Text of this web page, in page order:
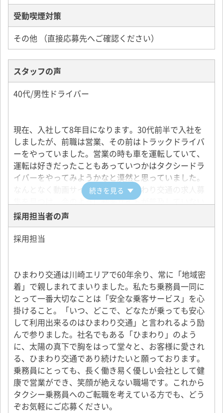
受動喫煙対策
その他 （直接応募先へご確認ください）
スタッフの声
40代/男性ドライバー
現在、入社して8年目になります。30代前半で入社を
しましたが、前職は営業、その前はトラックドライバ
ーをやっていました。営業の時も車を運転していて、
運転は好きだったこともあっていつかはタクシードラ
イバーをやってみようかなと漠然と思っていました。
なんとなく動画サイトを見るとひまわり交通の求人募
集を見つけ、今のように動画サイトが普及していない
時代だったので気になったので見てみたら、面白そう
な会社だなと思い即応募をしました。実際に面接をし
て入社すると、会社を出ると非常に自由だなというの
ーの時も納品の時間であったりと規律が多かったので
すが、タクシーだとそれが全くなく自由に自分のペー
スで稼げるといった環境です。また、管理者の方々は
売上に厳しくなく、どうやったら稼げるだろうという
のも一緒に考えてくれて自分の意見も尊重した個人個
人にあった営業スタイルを支持してくれるため環境と
しては非常に働きやすいです。
続きを見る
採用担当者の声
採用担当
ひまわり交通は川崎エリアで60年余り、常に「地域密
着」で親しまれてまいりました。私たち乗務員一同に
とって一番大切なことは「安全な乗客サービス」を心
掛けること。「いつ、どこで、どなたが乗っても安心
して利用出来るのはひまわり交通」と言われるよう励
んで参りました。社名でもある「ひまわり」のよう
に、太陽の真下で胸をはって堂々と、お客様に愛され
る、ひまわり交通であり続けたいと願っております。
乗務員にとっても、長く働き易く優しい会社として健
康で営業ができ、笑顔が絶えない職場です。これから
タクシー乗務員へのご転職を考えている方でも、どう
ぞお気軽にご応募ください。